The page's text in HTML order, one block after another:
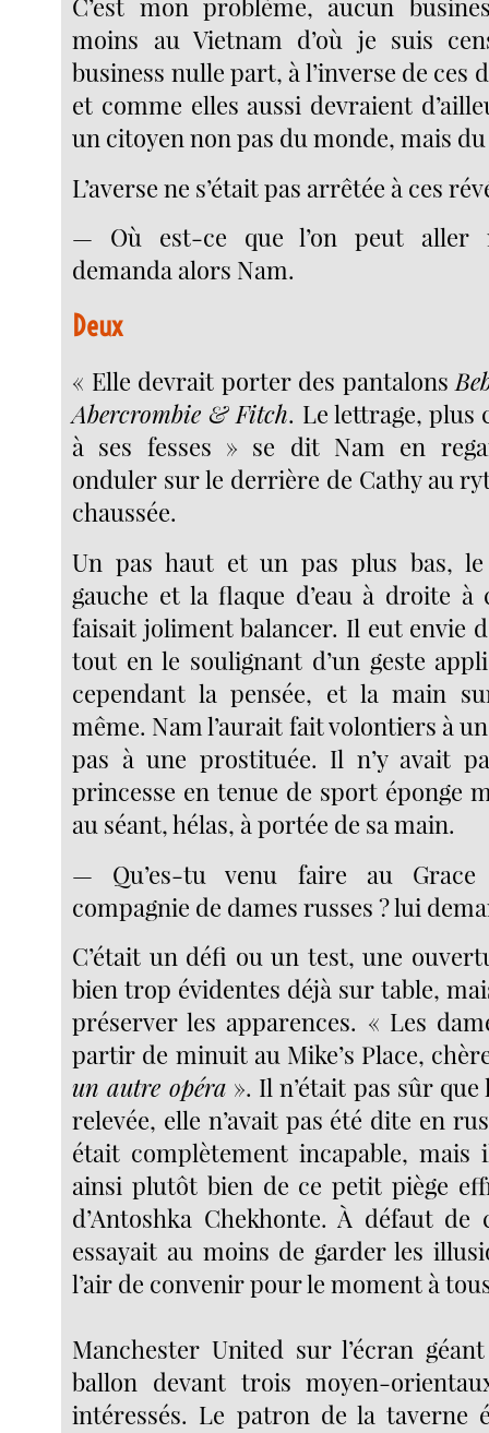
moins au Vietnam d’où je suis
business nulle part, à l’inverse de ces
et comme elles aussi devraient
un citoyen non pas du monde, mais
L’averse ne s’était pas arrêtée à ces
— Où est-ce que l’on peut aller
demanda alors Nam.
Deux
« Elle devrait porter des pantalons
Abercrombie & Fitch. Le lettrage, plus
à ses fesses » se dit Nam en
onduler sur le derrière de Cathy au
chaussée.
Un pas haut et un pas plus bas,
gauche et la flaque d’eau à droite à
faisait joliment balancer. Il eut envie
tout en le soulignant d’un geste
cependant la pensée, et la main
même. Nam l’aurait fait volontiers à
pas à une prostituée. Il n’y avait
princesse en tenue de sport éponge
au séant, hélas, à portée de sa main.
— Qu’es-tu venu faire au
compagnie de dames russes ? lui
C’était un défi ou un test, une
bien trop évidentes déjà sur table,
préserver les apparences. « Les
partir de minuit au Mike’s Place,
un autre opéra ». Il n’était pas sûr
relevée, elle n’avait pas été dite en
était complètement incapable, mais
ainsi plutôt bien de ce petit piège
d’Antoshka Chekhonte. À défaut de
essayait au moins de garder les
l’air de convenir pour le moment à
Manchester United sur l’écran
ballon devant trois moyen-
intéressés. Le patron de la taverne